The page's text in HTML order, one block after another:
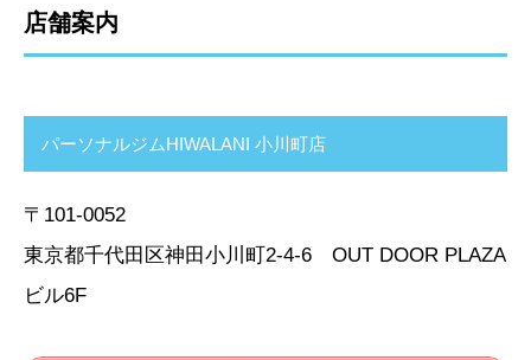
店舗案内
パーソナルジムHIWALANI 小川町店
〒101-0052
東京都千代田区神田小川町2-4-6 OUT DOOR PLAZA
ビル6F